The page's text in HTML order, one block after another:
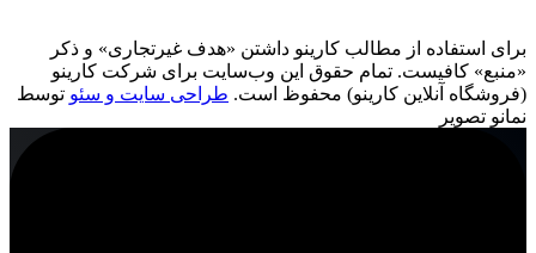
برای استفاده از مطالب کارینو داشتن «هدف غیرتجاری» و ذکر
«منبع» کافیست. تمام حقوق اين وب‌سايت برای شرکت کارینو
(فروشگاه آنلاین کارینو) محفوظ است. طراحی سایت و سئو توسط
نمانو تصویر